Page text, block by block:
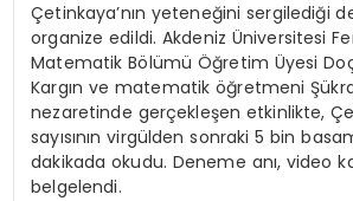
Çetinkaya’nın yeteneğini sergilediği
organize edildi. Akdeniz Üniversitesi
Matematik Bölümü Öğretim Üyesi
Kargın ve matematik öğretmeni
nezaretinde gerçekleşen etkinlikte,
sayısının virgülden sonraki 5 bin
dakikada okudu. Deneme anı, video
belgelendi.